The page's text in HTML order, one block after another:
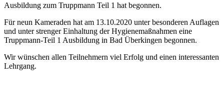
Ausbildung zum Truppmann Teil 1 hat begonnen.
Für neun Kameraden hat am 13.10.2020 unter besonderen Auflagen
und unter strenger Einhaltung der Hygienemaßnahmen eine
Truppmann-Teil 1 Ausbildung in Bad Überkingen begonnen.
Wir wünschen allen Teilnehmern viel Erfolg und einen interessanten
Lehrgang.